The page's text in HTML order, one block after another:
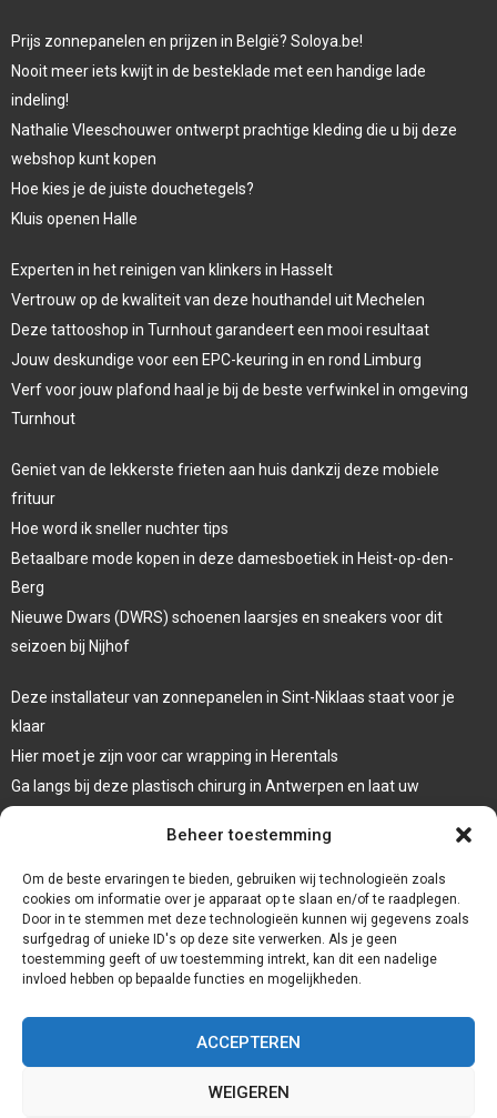
Beheer toestemming
Om de beste ervaringen te bieden, gebruiken wij technologieën zoals
cookies om informatie over je apparaat op te slaan en/of te raadplegen.
Door in te stemmen met deze technologieën kunnen wij gegevens zoals
surfgedrag of unieke ID's op deze site verwerken. Als je geen
toestemming geeft of uw toestemming intrekt, kan dit een nadelige
invloed hebben op bepaalde functies en mogelijkheden.
ACCEPTEREN
WEIGEREN
Prijs zonnepanelen en prijzen in België? Soloya.be!
Nooit meer iets kwijt in de besteklade met een handige lade
indeling!
Nathalie Vleeschouwer ontwerpt prachtige kleding die u bij deze
webshop kunt kopen
Hoe kies je de juiste douchetegels?
Kluis openen Halle
Experten in het reinigen van klinkers in Hasselt
Vertrouw op de kwaliteit van deze houthandel uit Mechelen
Deze tattooshop in Turnhout garandeert een mooi resultaat
Jouw deskundige voor een EPC-keuring in en rond Limburg
Verf voor jouw plafond haal je bij de beste verfwinkel in omgeving
Turnhout
Geniet van de lekkerste frieten aan huis dankzij deze mobiele
frituur
Hoe word ik sneller nuchter tips
Betaalbare mode kopen in deze damesboetiek in Heist-op-den-
Berg
Nieuwe Dwars (DWRS) schoenen laarsjes en sneakers voor dit
seizoen bij Nijhof
Deze installateur van zonnepanelen in Sint-Niklaas staat voor je
klaar
Hier moet je zijn voor car wrapping in Herentals
Ga langs bij deze plastisch chirurg in Antwerpen en laat uw
Laat een systeemdiagnose uitvoeren bij deze garage in Dessel